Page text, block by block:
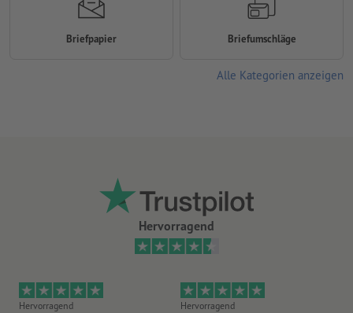
Hervorragend
Hervorragend Hervorragend
Briefpapier Briefumschläge
Alle Kategorien anzeigen